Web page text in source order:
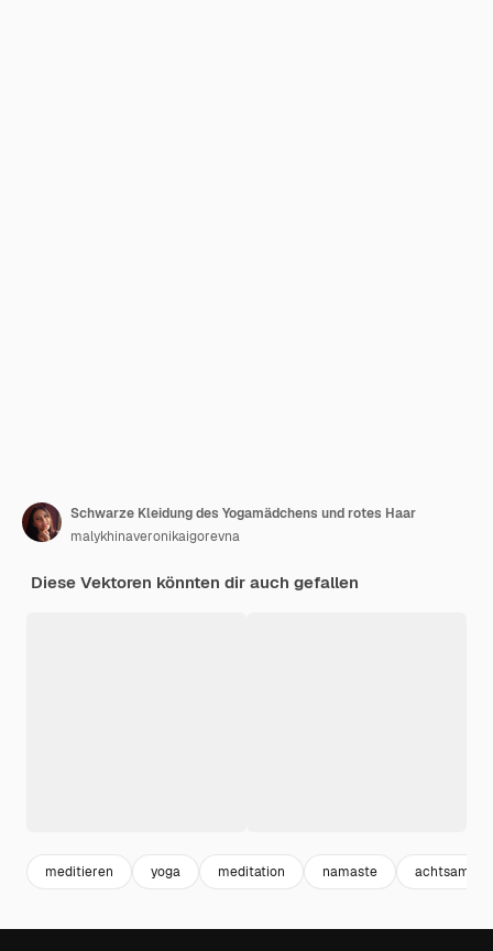
Schwarze Kleidung des Yogamädchens und rotes Haar
malykhinaveronikaigorevna
Diese Vektoren könnten dir auch gefallen
meditieren yoga meditation namaste achtsamkeit